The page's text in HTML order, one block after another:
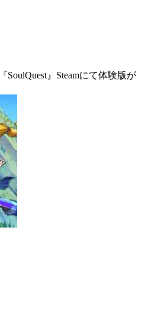
』Steamにて体験版が